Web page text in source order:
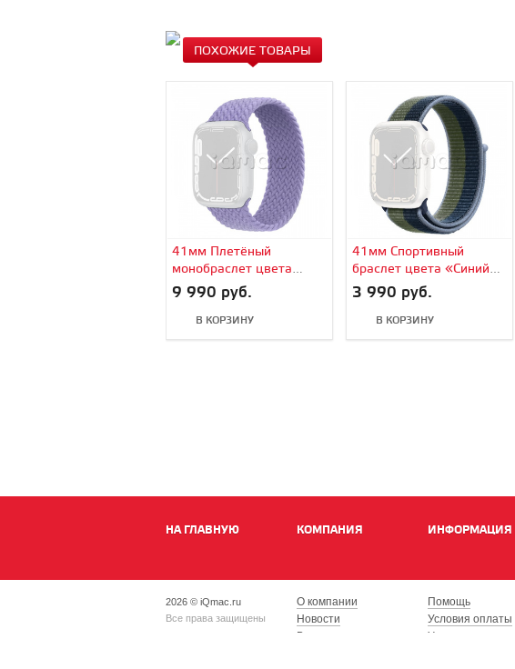
ПОХОЖИЕ ТОВАРЫ
41мм Плетёный
монобраслет цвета
«Английская лаванда»
для Apple Watch
9 990 руб.
В КОРЗИНУ
41мм Спортивный
браслет цвета «Синий
омут/зелёный мох» для
Apple Watch
3 990 руб.
В КОРЗИНУ
НА ГЛАВНУЮ КОМПАНИЯ ИНФОРМАЦИЯ
2026 © iQmac.ru
Все права защищены
О компании
Новости
Вакансии
Помощь
Условия оплаты
Условия доставки